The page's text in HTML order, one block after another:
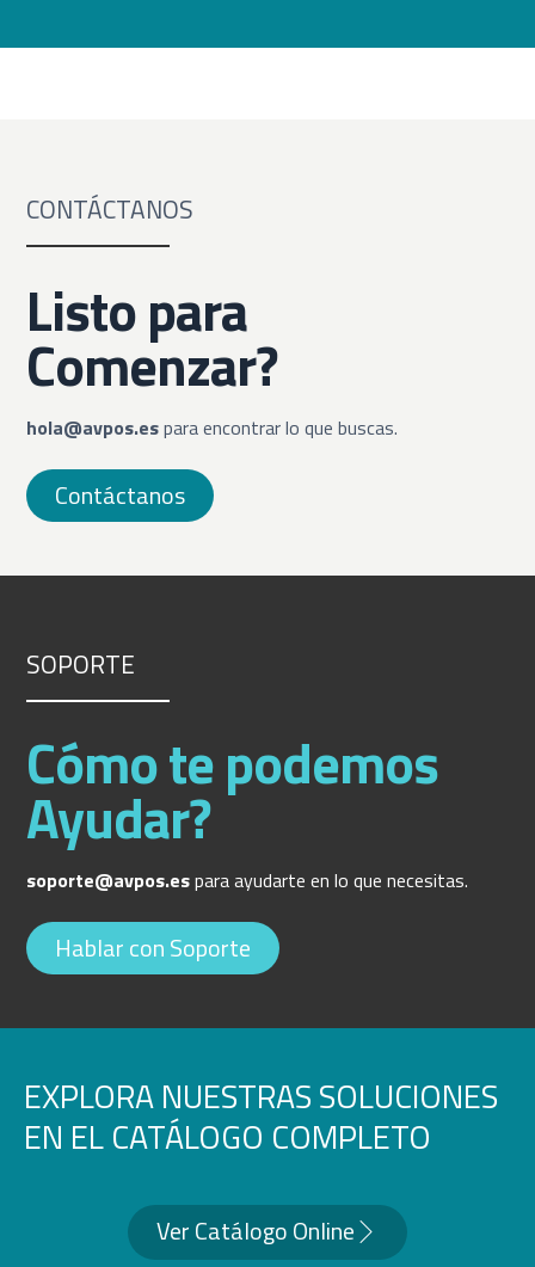
CONTÁCTANOS
Listo para
Comenzar?
hola@avpos.espara encontrar lo que buscas.
Contáctanos
SOPORTE
Cómo te podemos
Ayudar?
soporte@avpos.espara ayudarte en lo que necesitas.
Hablar con Soporte
EXPLORA NUESTRAS SOLUCIONES
EN EL CATÁLOGO COMPLETO
Ver Catálogo Online